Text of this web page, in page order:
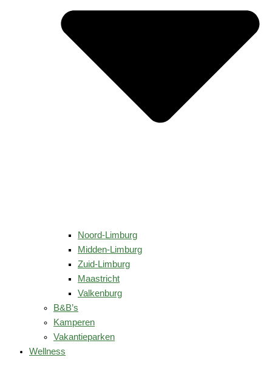
Noord-Limburg
Midden-Limburg
Zuid-Limburg
Maastricht
Valkenburg
B&B’s
Kamperen
Vakantieparken
Wellness